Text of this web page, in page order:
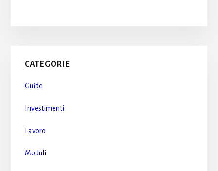
Primary
Sidebar
CATEGORIE
Guide
Investimenti
Lavoro
Moduli